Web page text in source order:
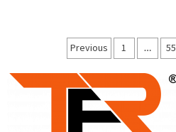
Ziņu
numerācija
pēc
lappusēm
Previous 1 … 55